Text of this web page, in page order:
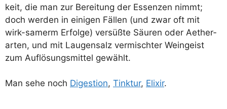
keit, die man zur Berei­tung der Essen­zen nimmt;
doch wer­den in eini­gen Fäl­len (und zwar oft mit
wirk-samerm Erfol­ge) ver­süß­te Säu­ren oder Aether­
ar­ten, und mit Lau­gen­salz ver­misch­ter Wein­geist
zum Auf­lö­sungs­mit­tel gewählt.
Man sehe noch Diges­ti­on, Tink­tur, Eli­xir.